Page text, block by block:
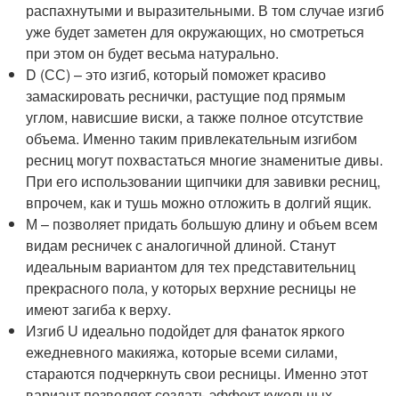
распахнутыми и выразительными. В том случае изгиб
уже будет заметен для окружающих, но смотреться
при этом он будет весьма натурально.
D (СС) – это изгиб, который поможет красиво
замаскировать реснички, растущие под прямым
углом, нависшие виски, а также полное отсутствие
объема. Именно таким привлекательным изгибом
ресниц могут похвастаться многие знаменитые дивы.
При его использовании щипчики для завивки ресниц,
впрочем, как и тушь можно отложить в долгий ящик.
М – позволяет придать большую длину и объем всем
видам ресничек с аналогичной длиной. Станут
идеальным вариантом для тех представительниц
прекрасного пола, у которых верхние ресницы не
имеют загиба к верху.
Изгиб U идеально подойдет для фанаток яркого
ежедневного макияжа, которые всеми силами,
стараются подчеркнуть свои ресницы. Именно этот